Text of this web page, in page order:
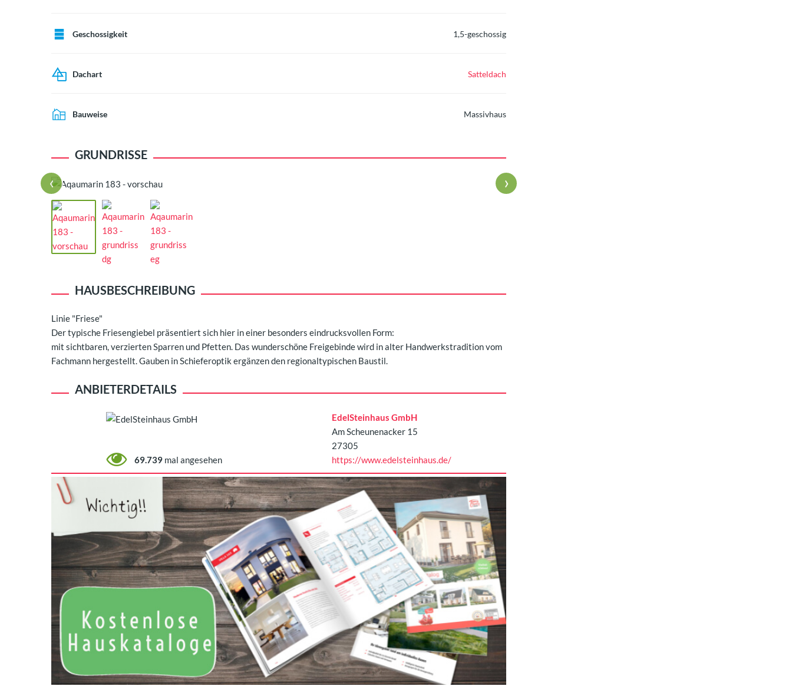
Geschossigkeit 1,5-geschossig
Dachart Satteldach
Bauweise Massivhaus
GRUNDRISSE
‹ ›
HAUSBESCHREIBUNG
Linie "Friese"
Der typische Friesengiebel präsentiert sich hier in einer besonders eindrucksvollen Form:
mit sichtbaren, verzierten Sparren und Pfetten. Das wunderschöne Freigebinde wird in alter Handwerkstradition vom
Fachmann hergestellt. Gauben in Schieferoptik ergänzen den regionaltypischen Baustil.
ANBIETERDETAILS
69.739 mal angesehen
EdelSteinhaus GmbH
Am Scheunenacker 15
27305
https://www.edelsteinhaus.de/